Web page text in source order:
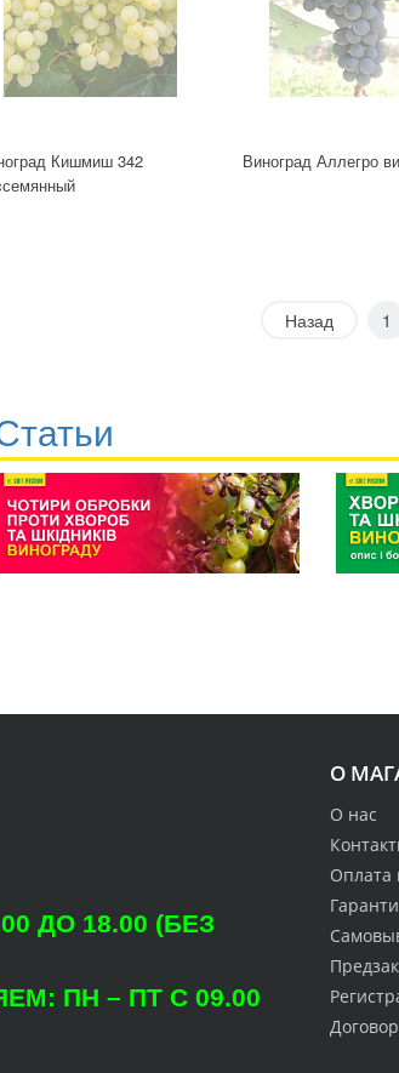
Кишмиш 342
Виноград Аллегро
Назад 1
О
О нас
Оплата
ДО 18.00 (БЕЗ
ПН – ПТ С 09.00